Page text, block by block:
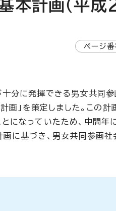
本計画（平成
ページ番
分に発揮できる男女共同
」を策定しました。この
になっていたため、中間
画に基づき、男女共同参画